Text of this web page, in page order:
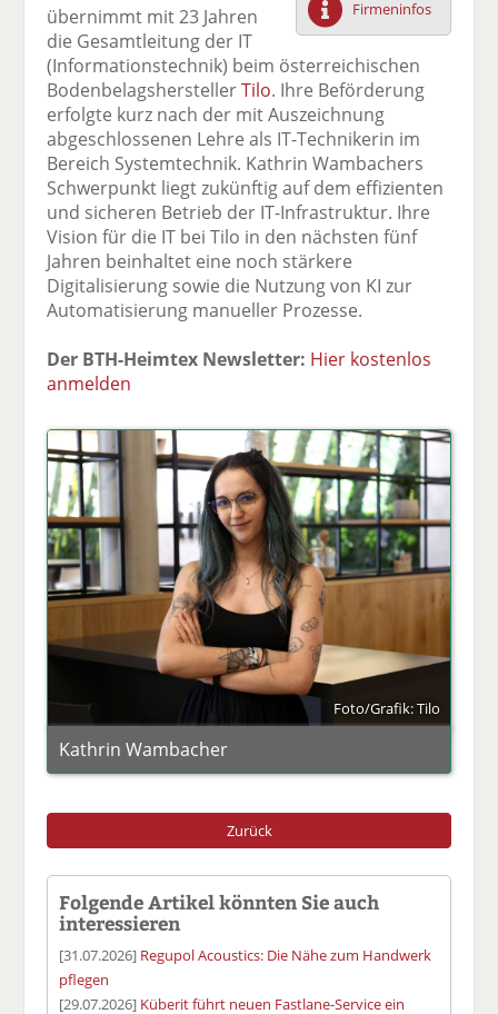
F
ac
e
b
o
o
k
te
il
e
n
tt
er
n
Li
n
k
e
di
n
te
il
e
n
E
m
ai
l
er
se
n
d
e
ck
e
Firmeninfos
übernimmt mit 23 Jahren
die Gesamtleitung der IT
(Informationstechnik) beim österreichischen
BodenbelagsherstellerTilo. Ihre Beförderung
erfolgte kurz nach der mit Auszeichnung
abgeschlossenen Lehre als IT-Technikerin im
Bereich Systemtechnik. Kathrin Wambachers
Schwerpunkt liegt zukünftig auf dem effizienten
und sicheren Betrieb der IT-Infrastruktur. Ihre
Vision für die IT bei Tilo in den nächsten fünf
Jahren beinhaltet eine noch stärkere
Digitalisierung sowie die Nutzung von KI zur
Automatisierung manueller Prozesse.
Der BTH-Heimtex Newsletter: Hier kostenlos
anmelden
Foto/Grafik: Tilo
Kathrin Wambacher
Zurück
Folgende Artikel könnten Sie auch
interessieren
[31.07.2026] Regupol Acoustics: Die Nähe zum Handwerk
pflegen
[29.07.2026] Küberit führt neuen Fastlane-Service ein